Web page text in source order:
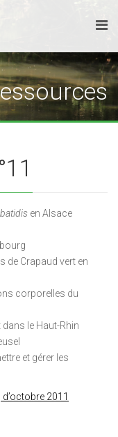
en Alsace
de Crapaud vert en
corporelles du
le Haut-Rhin
et gérer les
2011